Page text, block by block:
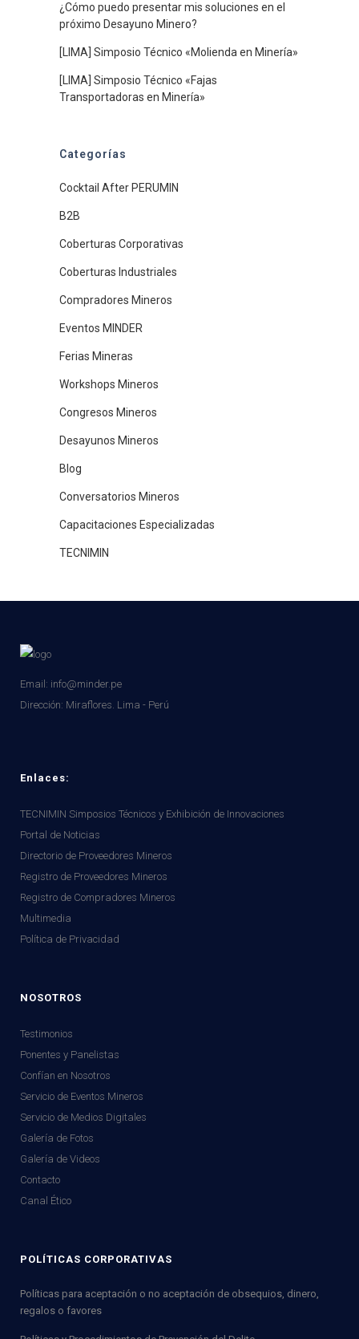
¿Cómo puedo presentar mis soluciones en el
próximo Desayuno Minero?
[LIMA] Simposio Técnico «Molienda en Minería»
[LIMA] Simposio Técnico «Fajas
Transportadoras en Minería»
Categorías
Cocktail After PERUMIN
B2B
Coberturas Corporativas
Coberturas Industriales
Compradores Mineros
Eventos MINDER
Ferias Mineras
Workshops Mineros
Congresos Mineros
Desayunos Mineros
Blog
Conversatorios Mineros
Capacitaciones Especializadas
TECNIMIN
Email: info@minder.pe
Dirección: Miraflores. Lima - Perú
Enlaces:
TECNIMIN Simposios Técnicos y Exhibición de Innovaciones
Portal de Noticias
Directorio de Proveedores Mineros
Registro de Proveedores Mineros
Registro de Compradores Mineros
Multimedia
Política de Privacidad
NOSOTROS
Testimonios
Ponentes y Panelistas
Confían en Nosotros
Servicio de Eventos Mineros
Servicio de Medios Digitales
Galería de Fotos
Galería de Videos
Contacto
Canal Ético
POLÍTICAS CORPORATIVAS
Políticas para aceptación o no aceptación de obsequios, dinero,
regalos o favores